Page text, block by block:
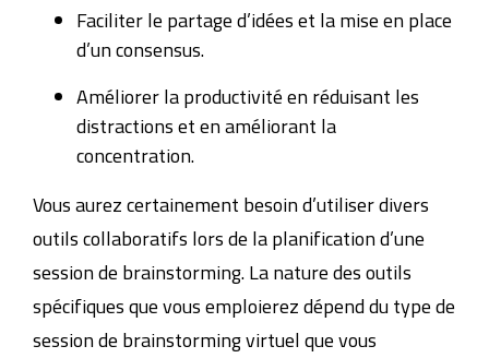
Faciliter le partage d’idées et la mise en place
d’un consensus.
Améliorer la productivité en réduisant les
distractions et en améliorant la
concentration.
Vous aurez certainement besoin d’utiliser divers
outils collaboratifs lors de la planification d’une
session de brainstorming. La nature des outils
spécifiques que vous emploierez dépend du type de
session de brainstorming virtuel que vous